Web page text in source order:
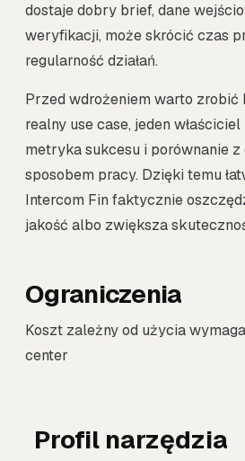
dostaje dobry brief, dane
weryfikacji, może skrócić czas
regularność działań.
Przed wdrożeniem warto zrobić
realny use case, jeden
metryka sukcesu i porównanie
sposobem pracy. Dzięki temu
Intercom Fin faktycznie
jakość albo zwiększa
Ograniczenia
Koszt zależny od użycia
center
Profil narzędzia